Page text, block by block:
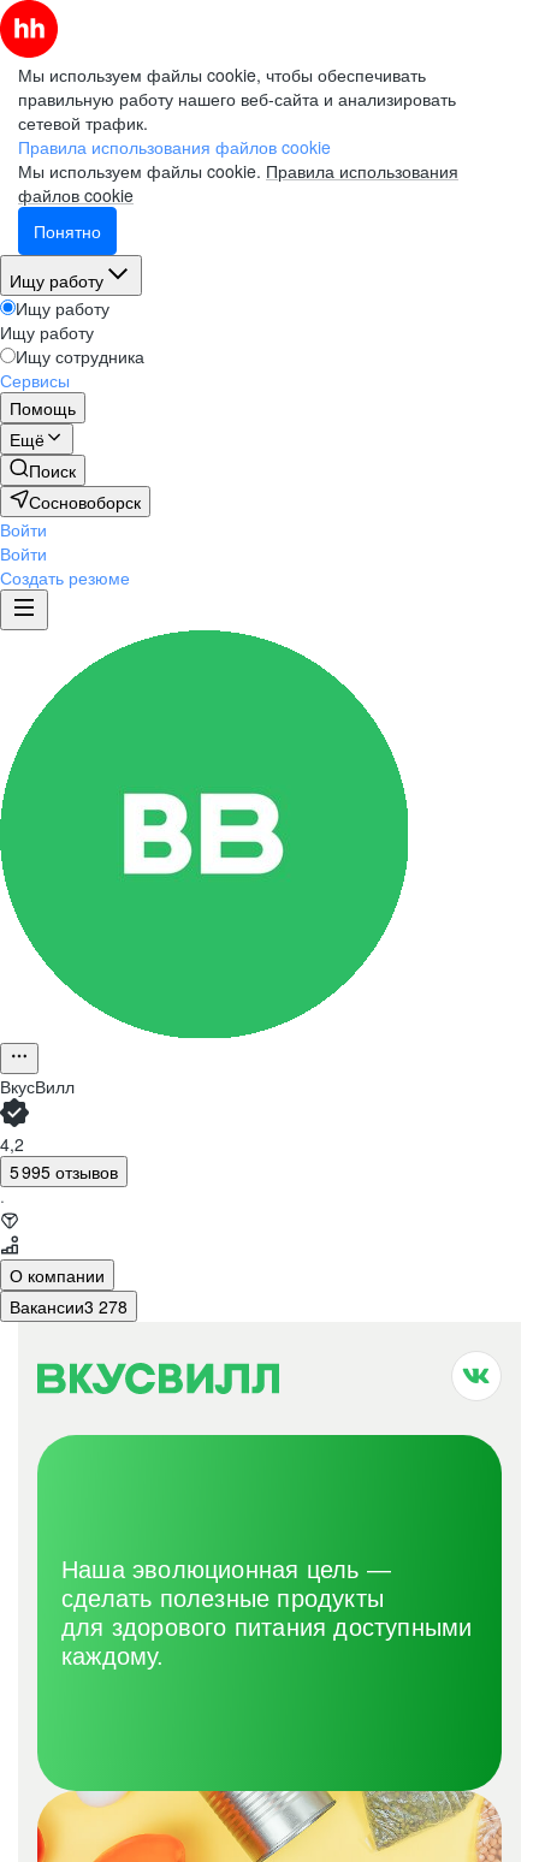
Мы используем файлы cookie, чтобы обеспечивать
правильную работу нашего веб-сайта и анализировать
сетевой трафик.
Правила использования файлов cookie
Мы используем файлы cookie. Правила использования
файлов cookie
Понятно
Ищу работу
Ищу работу
Ищу работу
Ищу сотрудника
Сервисы
Помощь
Ещё
Поиск
Сосновоборск
Войти
Войти
Создать резюме
ВкусВилл
4,2
5 995 отзывов
·
О компании
Вакансии3 278
Наша эволюционная цель —
сделать полезные продукты
для здорового питания доступными
каждому.